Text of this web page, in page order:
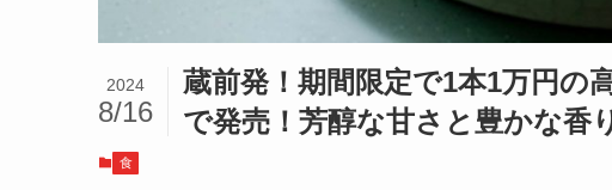
蔵前発！期間限定で1本1万円の
で発売！芳醇な甘さと豊かな
2024
8/16
食